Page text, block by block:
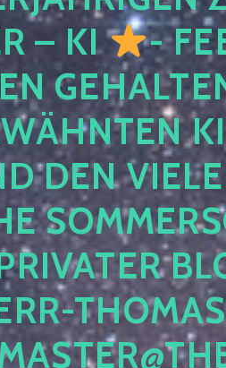
– KI
-
DEN